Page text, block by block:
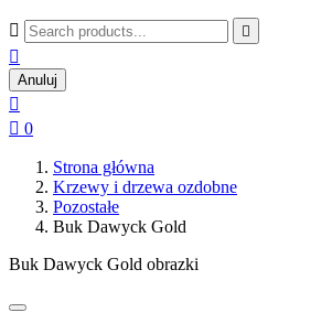
 

Anuluj

 0
Strona główna
Krzewy i drzewa ozdobne
Pozostałe
Buk Dawyck Gold
Buk Dawyck Gold obrazki